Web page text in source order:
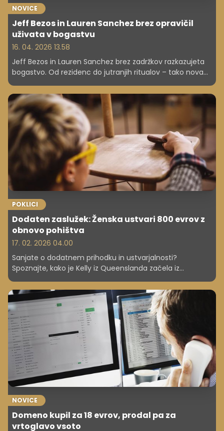
NOVICE
Jeff Bezos in Lauren Sanchez brez opravičil
uživata v bogastvu
16. 04. 2026 13.58
Jeff Bezos in Lauren Sanchez brez zadržkov razkazujeta
bogastvo. Od rezidenc do jutranjih ritualov – tako nova
POKLICI
Dodaten zaslužek: Ženska ustvari 800 evrov z
obnovo pohištva
17. 02. 2026 04.00
Sanjate o dodatnem prihodku in ustvarjalnosti?
Spoznajte, kako je Kelly iz Queenslanda začela iz
odpadnega pohištva ustvarjati osupljive kose in vsak
mesec zaslužiti več kot 800 evrov, hkrati pa pomagati
planetu.
NOVICE
Domeno kupil za 18 evrov, prodal pa za
vrtoglavo vsoto